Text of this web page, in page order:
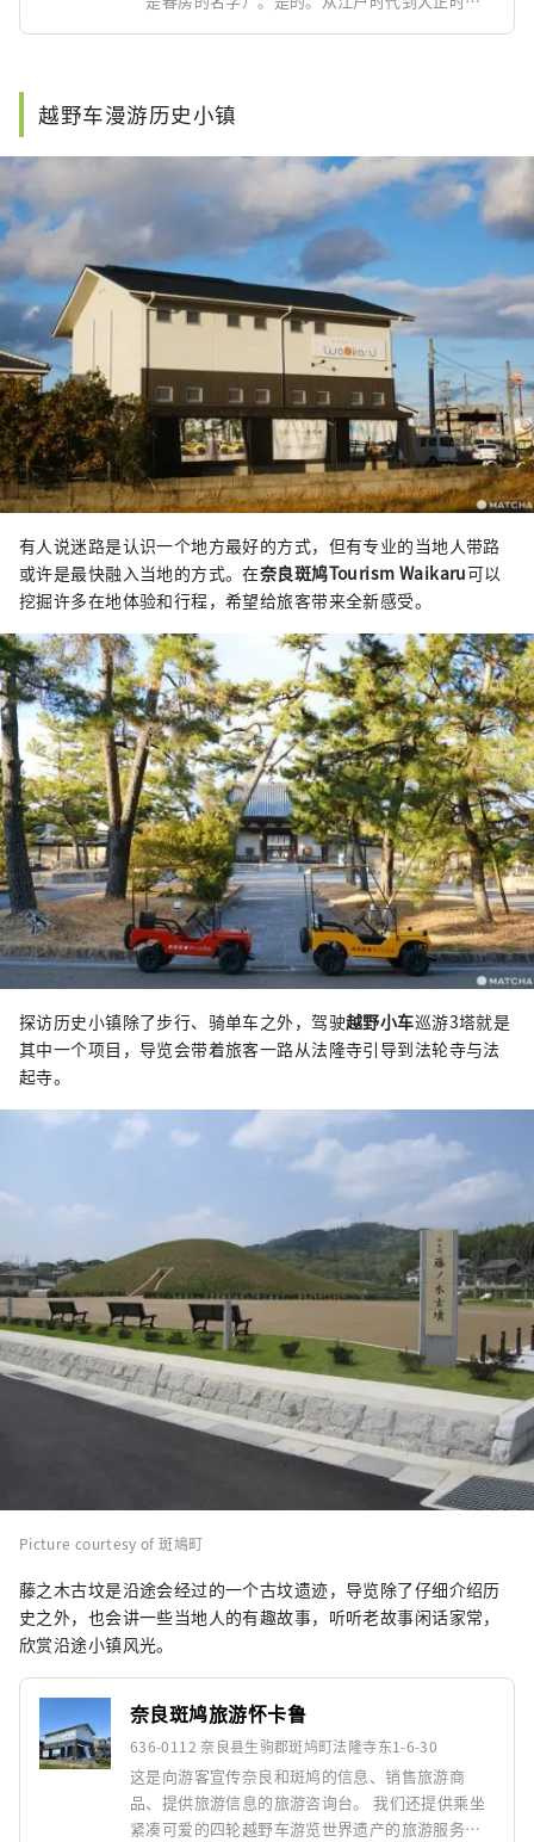
作斑鸠町的婚礼场地。请在能够尽情享受奈良和斑
鸠的宁静空间中度过轻松的时光。
越野车漫游历史小镇
有人说迷路是认识一个地方最好的方式，但有专业的当地人带路
或许是最快融入当地的方式。在奈良斑鸠Tourism Waikaru可以
挖掘许多在地体验和行程，希望给旅客带来全新感受。
探访历史小镇除了步行、骑单车之外，驾驶越野小车巡游3塔就是
其中一个项目，导览会带着旅客一路从法隆寺引导到法轮寺与法
起寺。
Picture courtesy of 斑鳩町
藤之木古坟是沿途会经过的一个古坟遗迹，导览除了仔细介绍历
史之外，也会讲一些当地人的有趣故事，听听老故事闲话家常，
欣赏沿途小镇风光。
奈良斑鸠旅游怀卡鲁
636-0112 奈良县生驹郡斑鸠町法隆寺东1-6-30
这是向游客宣传奈良和斑鸠的信息、销售旅游商
品、提供旅游信息的旅游咨询台。 我们还提供乘坐
紧凑可爱的四轮越野车游览世界遗产的旅游服务、